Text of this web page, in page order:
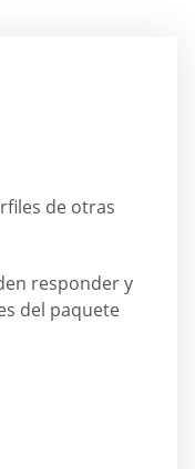
de otras
responder y
del paquete